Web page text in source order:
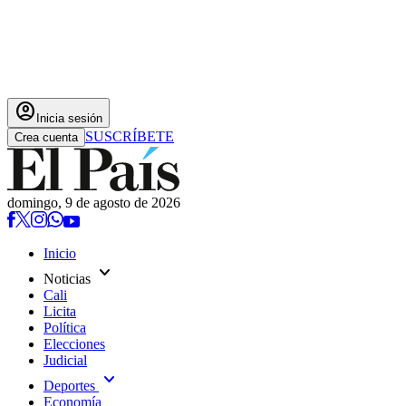
account_circle Inicia sesión
Crea cuenta SUSCRÍBETE
domingo, 9 de agosto de 2026
Inicio
Noticias expand_more
Cali
Licita
Política
Elecciones
Judicial
Deportes expand_more
Economía